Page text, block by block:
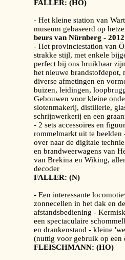
FALLER: (HO)
- Het kleine station van
museum gebaseerd op
beurs van Nürnberg - 2012
- Het provinciestation van
strakke stijl, met enkele
perfect bij ons bruikbaar
het nieuwe brandstofdepot,
diverse afmetingen en
buizen, leidingen,
Gebouwen voor kleine
slotenmakerij, distillerie,
schrijnwerkerij en een
- 2 sets accessoires en
rommelmarkt uit te beelden
over naar de digitale
en brandweerwagens van
van Brekina en Wiking,
decoder
FALLER: (N)
- Een interessante
zonnecellen in het dak en
afstandsbediening -
een spectaculaire
en drankenstand - kleine
(nuttig voor gebruik op een
FLEISCHMANN: (HO)